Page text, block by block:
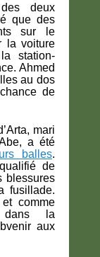
deux
que des
sur le
la voiture
station-
Ahmed
au dos
de
mari
a été
balles.
de
blessures
fusillade.
comme
dans la
aux